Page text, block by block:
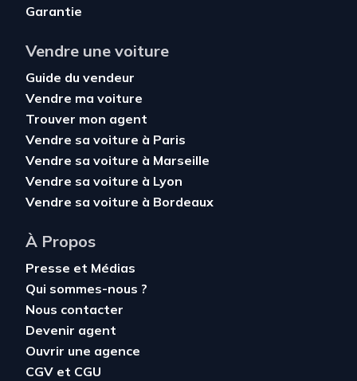
Garantie
Vendre une voiture
Guide du vendeur
Vendre ma voiture
Trouver mon agent
Vendre sa voiture à Paris
Vendre sa voiture à Marseille
Vendre sa voiture à Lyon
Vendre sa voiture à Bordeaux
À Propos
Presse et Médias
Qui sommes-nous ?
Nous contacter
Devenir agent
Ouvrir une agence
CGV et CGU